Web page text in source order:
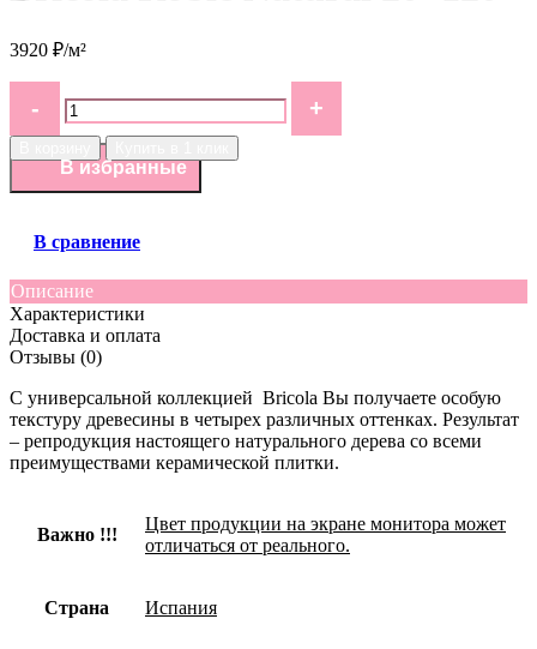
3920 ₽/м²
В избранные
В сравнение
Описание
Характеристики
Доставка и оплата
Отзывы (0)
С универсальной коллекцией Bricola Вы получаете особую
текстуру древесины в четырех различных оттенках. Результат
– репродукция настоящего натурального дерева со всеми
преимуществами керамической плитки.
Важно !!!
Цвет продукции на экране монитора может
отличаться от реального.
Страна Испания